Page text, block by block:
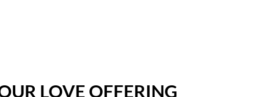
LOVE OFFERING